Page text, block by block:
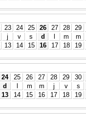
23 24 25 26 27 28 29
j v s d m m
13 14 15 16 17 18 19
24 25 26 27 28 29 30
d m m j v s
13 14 15 16 17 18 19